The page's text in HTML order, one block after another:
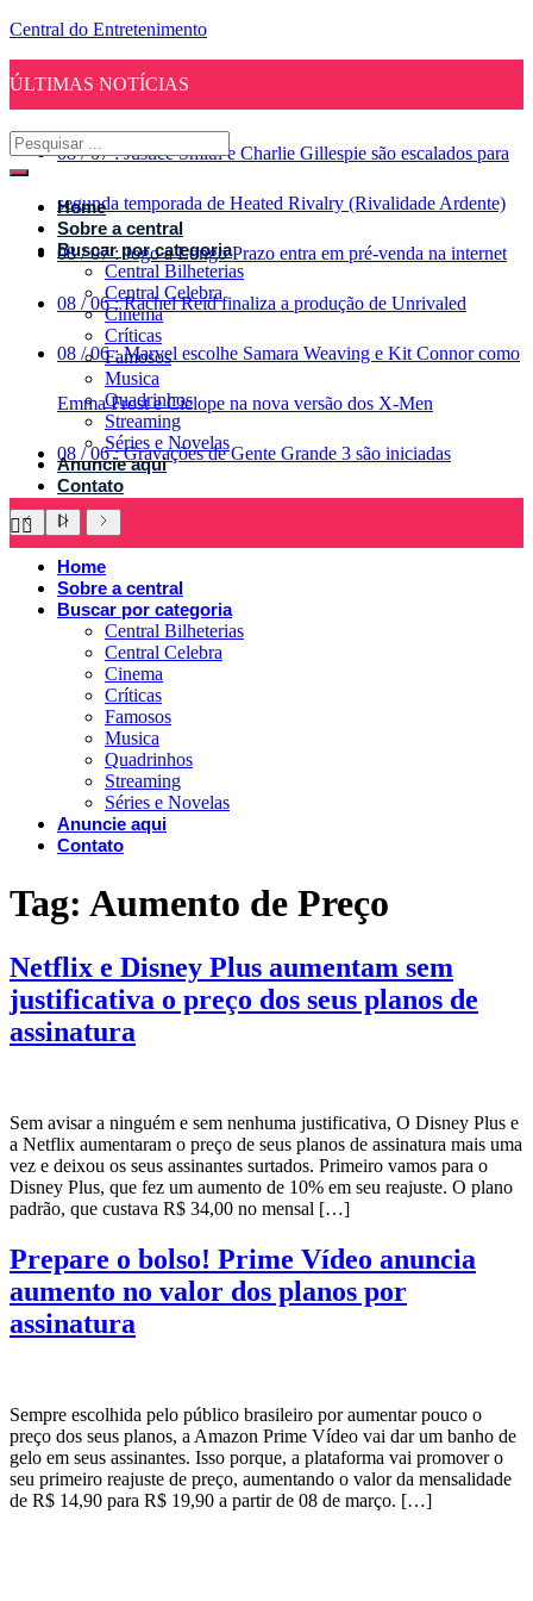
Central do Entretenimento
ÚLTIMAS NOTÍCIAS
08 / 07 : Justice Smith e Charlie Gillespie são escalados para
segunda temporada de Heated Rivalry (Rivalidade Ardente)
08 / 07 : Jogo a Longo Prazo entra em pré-venda na internet
08 / 06 : Rachel Reid finaliza a produção de Unrivaled
08 / 06 : Marvel escolhe Samara Weaving e Kit Connor como
Emma Frost e Ciclope na nova versão dos X-Men
08 / 06 : Gravações de Gente Grande 3 são iniciadas
Home
Sobre a central
Buscar por categoria
Central Bilheterias
Central Celebra
Cinema
Críticas
Famosos
Musica
Quadrinhos
Streaming
Séries e Novelas
Anuncie aqui
Contato
Home
Sobre a central
Buscar por categoria
Central Bilheterias
Central Celebra
Cinema
Críticas
Famosos
Musica
Quadrinhos
Streaming
Séries e Novelas
Anuncie aqui
Contato
Tag: Aumento de Preço
Netflix e Disney Plus aumentam sem
justificativa o preço dos seus planos de
assinatura
Sem avisar a ninguém e sem nenhuma justificativa, O Disney Plus e
a Netflix aumentaram o preço de seus planos de assinatura mais uma
vez e deixou os seus assinantes surtados. Primeiro vamos para o
Disney Plus, que fez um aumento de 10% em seu reajuste. O plano
padrão, que custava R$ 34,00 no mensal […]
Prepare o bolso! Prime Vídeo anuncia
aumento no valor dos planos por
assinatura
Sempre escolhida pelo público brasileiro por aumentar pouco o
preço dos seus planos, a Amazon Prime Vídeo vai dar um banho de
gelo em seus assinantes. Isso porque, a plataforma vai promover o
seu primeiro reajuste de preço, aumentando o valor da mensalidade
de R$ 14,90 para R$ 19,90 a partir de 08 de março. […]